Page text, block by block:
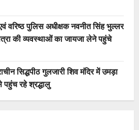
वरिष्ठ पुलिस अधीक्षक नवनीत सिंह भुल्लर
की व्यवस्थाओं का जायजा लेने पहुंचे
सिद्धपीठ गुलजारी शिव मंदिर में उमड़ा
रहे श्रद्धालु